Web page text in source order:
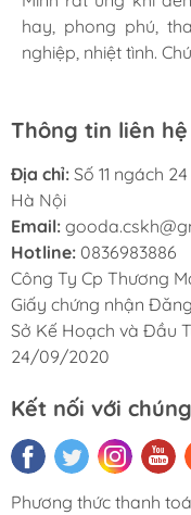
hay, phong phú,
nghiệp, nhiệt tình.
hay, phong phú,
nghiệp, nhiệt tình.
hay, phong phú,
nghiệp, nhiệt tình.
Thông tin liên hệ
Địa chỉ: Số 11 ngách
Hà Nội
Email:
Hotline: 0836983886
Công Ty Cp Thương
Giấy chứng nhận
Sở Kế Hoạch và Đầu
24/09/2020
Kết nối với
Phương thức thanh